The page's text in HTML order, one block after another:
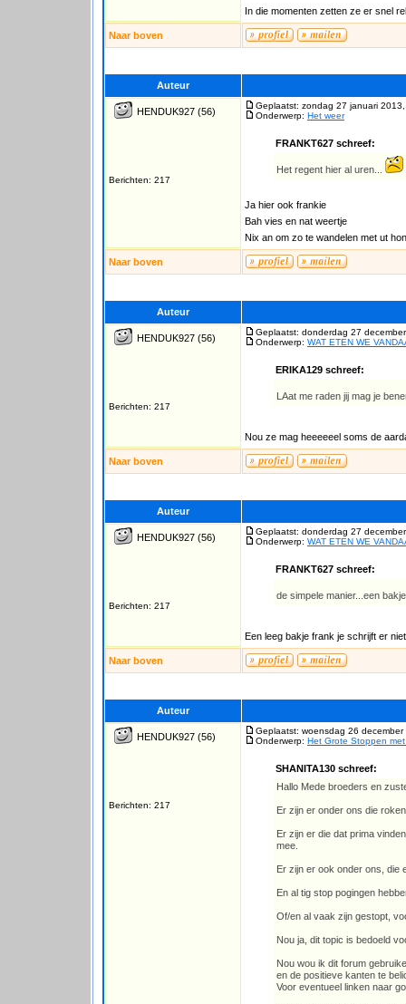
In die momenten zetten ze er snel
Naar boven
Auteur
HENDUK927 (56)
Berichten: 217
Geplaatst: zondag 27 januari
Onderwerp: Het weer
FRANKT627 schreef:
Het regent hier al uren...
Ja hier ook frankie
Bah vies en nat weertje
Nix an om zo te wandelen met ut
Naar boven
Auteur
HENDUK927 (56)
Berichten: 217
Geplaatst: donderdag 27
Onderwerp: WAT ETEN WE
ERIKA129 schreef:
LAat me raden jij mag je
Nou ze mag heeeeeel soms de
Naar boven
Auteur
HENDUK927 (56)
Berichten: 217
Geplaatst: donderdag 27
Onderwerp: WAT ETEN WE
FRANKT627 schreef:
de simpele manier...een
Een leeg bakje frank je schrijft er
Naar boven
Auteur
HENDUK927 (56)
Berichten: 217
Geplaatst: woensdag 26
Onderwerp: Het Grote Stoppen
SHANITA130 schreef:
Hallo Mede broeders en
Er zijn er onder ons die
Er zijn er die dat prima
mee.
Er zijn er ook onder ons, die
En al tig stop pogingen
Of/en al vaak zijn gestopt,
Nou ja, dit topic is bedoeld
Nou wou ik dit forum
en de positieve kanten te
Voor eventueel linken naar